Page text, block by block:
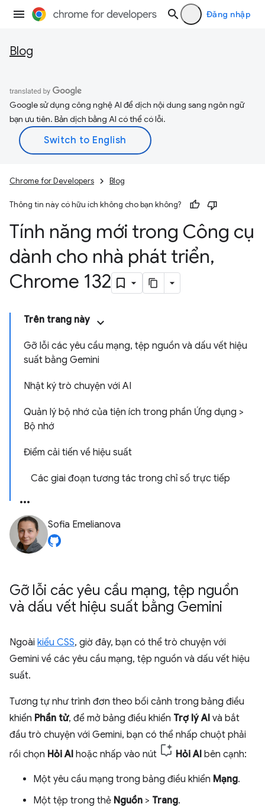
Đăng nhập
Blog
Google sử dụng công nghệ AI để dịch nội dung sang ngôn ngữ
bạn ưu tiên. Bản dịch bằng AI có thể có lỗi.
Chrome for Developers Blog
Thông tin này có hữu ích không cho bạn không?
Tính năng mới trong Công cụ
dành cho nhà phát triển,
Chrome 132
Trên trang này
Gỡ lỗi các yêu cầu mạng, tệp nguồn và dấu vết hiệu
suất bằng Gemini
Nhật ký trò chuyện với AI
Quản lý bộ nhớ của tiện ích trong phần Ứng dụng >
Bộ nhớ
Điểm cải tiến về hiệu suất
Các giai đoạn tương tác trong chỉ số trực tiếp
Sofia Emelianova
Gỡ lỗi các yêu cầu mạng, tệp nguồn
và dấu vết hiệu suất bằng Gemini
Ngoài kiểu CSS, giờ đây, bạn có thể trò chuyện với
Gemini về các yêu cầu mạng, tệp nguồn và dấu vết hiệu
suất.
Tương tự như trình đơn theo bối cảnh trong bảng điều
khiển Phần tử, để mở bảng điều khiển Trợ lý AI và bắt
đầu trò chuyện với Gemini, bạn có thể nhấp chuột phải
rồi chọn Hỏi AI hoặc nhấp vào nút Hỏi AI bên cạnh:
Một yêu cầu mạng trong bảng điều khiển Mạng.
Một tệp trong thẻ Nguồn > Trang.